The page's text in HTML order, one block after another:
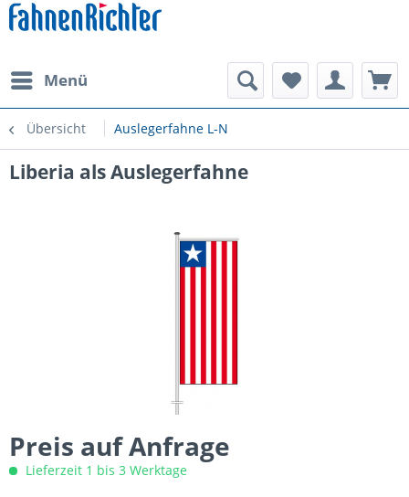
Menü
Übersicht Auslegerfahne L-N
Liberia als Auslegerfahne
Preis auf Anfrage
Lieferzeit 1 bis 3 Werktage